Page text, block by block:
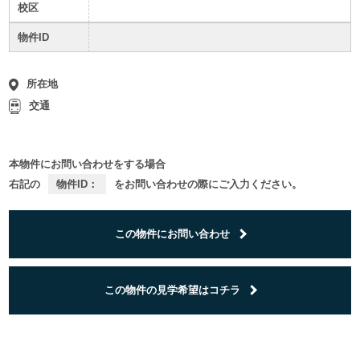
校区
物件ID
所在地
交通
本物件にお問い合わせをする場合
右記の
物件ID： をお問い合わせの際にご入力ください。
この物件にお問い合わせ
この物件の見学希望はコチラ